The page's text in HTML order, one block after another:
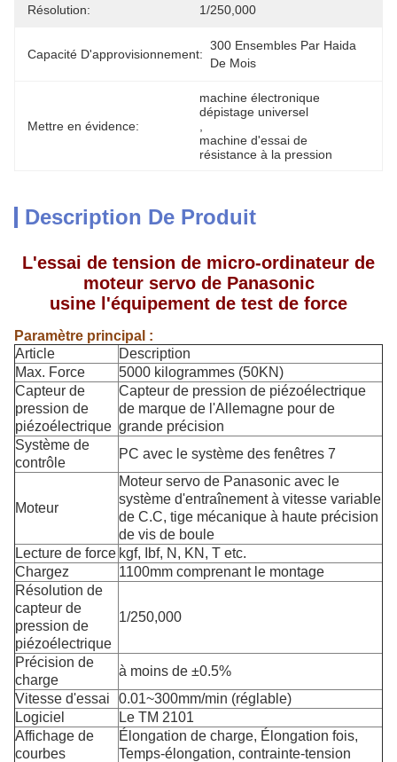
Résolution: 1/250,000
Capacité D'approvisionnement:
300 Ensembles Par Haida
De Mois
Mettre en évidence:
machine électronique
dépistage universel
machine d'essai de
résistance à la pression
Description De Produit
L'essai de tension de micro-ordinateur de
moteur servo de Panasonic
usine l'équipement de test de force
Paramètre principal :
Article
Description
Max. Force
5000 kilogrammes (50KN)
Capteur de
pression de
piézoélectrique
Capteur de pression de piézoélectrique
de marque de l'Allemagne pour de
grande précision
Système de
contrôle
PC avec le système des fenêtres 7
Moteur
Moteur servo de Panasonic avec le
système d'entraînement à vitesse variable
de C.C, tige mécanique à haute précision
de vis de boule
Lecture de force kgf, Ibf, N, KN, T etc.
Chargez
1100mm comprenant le montage
Résolution de
capteur de
pression de
piézoélectrique
1/250,000
Précision de
charge
à moins de ±0.5%
Vitesse d'essai
0.01~300mm/min (réglable)
Logiciel
Le TM 2101
Affichage de
courbes
Élongation de charge, Élongation fois,
Temps-élongation, contrainte-tension